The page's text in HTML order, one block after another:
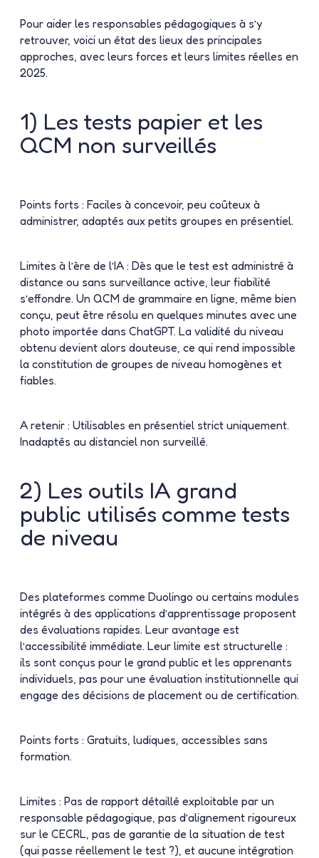
Pour aider les responsables pédagogiques à s’y
retrouver, voici un état des lieux des principales
approches, avec leurs forces et leurs limites réelles en
2025.
1) Les tests papier et les
QCM non surveillés
Points forts : Faciles à concevoir, peu coûteux à
administrer, adaptés aux petits groupes en présentiel.
Limites à l’ère de l’IA : Dès que le test est administré à
distance ou sans surveillance active, leur fiabilité
s’effondre. Un QCM de grammaire en ligne, même bien
conçu, peut être résolu en quelques minutes avec une
photo importée dans ChatGPT. La validité du niveau
obtenu devient alors douteuse, ce qui rend impossible
la constitution de groupes de niveau homogènes et
fiables.
A retenir : Utilisables en présentiel strict uniquement.
Inadaptés au distanciel non surveillé.
2) Les outils IA grand
public utilisés comme tests
de niveau
Des plateformes comme Duolingo ou certains modules
intégrés à des applications d’apprentissage proposent
des évaluations rapides. Leur avantage est
l’accessibilité immédiate. Leur limite est structurelle :
ils sont conçus pour le grand public et les apprenants
individuels, pas pour une évaluation institutionnelle qui
engage des décisions de placement ou de certification.
Points forts : Gratuits, ludiques, accessibles sans
formation.
Limites : Pas de rapport détaillé exploitable par un
responsable pédagogique, pas d’alignement rigoureux
sur le CECRL, pas de garantie de la situation de test
(qui passe réellement le test ?), et aucune intégration